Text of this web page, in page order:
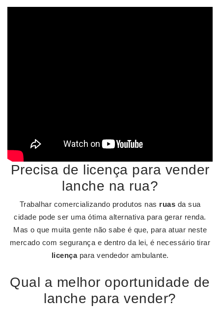
Precisa de licença para vender
lanche na rua?
Trabalhar comercializando produtos nas ruas da sua
cidade pode ser uma ótima alternativa para gerar renda.
Mas o que muita gente não sabe é que, para atuar neste
mercado com segurança e dentro da lei, é necessário tirar
licençapara vendedor ambulante.
Qual a melhor oportunidade de
lanche para vender?